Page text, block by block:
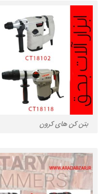
بتن کن های کرون